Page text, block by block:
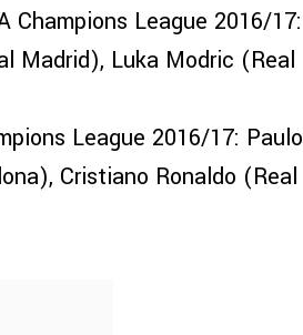
Champions League 2016/17:
Madrid), Luka Modric (Real
League 2016/17: Paulo
Cristiano Ronaldo (Real